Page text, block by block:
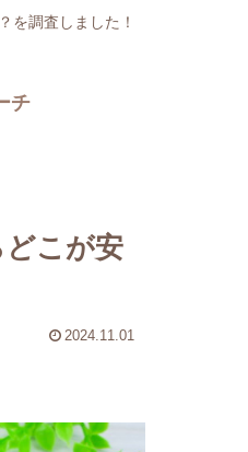
を調査しました！
チ
こが安
2024.11.01